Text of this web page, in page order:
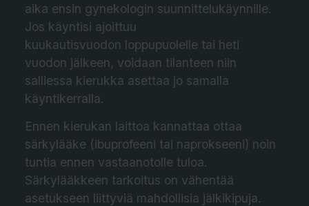
aika ensin gynekologin suunnittelukäynnille.
Jos käyntisi ajoittuu
kuukautisvuodon loppupuolelle tai heti
vuodon jälkeen, voidaan tilanteen niin
salliessa kierukka asettaa jo samalla
käyntikerralla.
Ennen kierukan laittoa kannattaa ottaa
särkylääke (ibuprofeeni tai naprokseeni) noin
tuntia ennen vastaanotolle tuloa.
Särkylääkkeen tarkoitus on vähentää
asetukseen liittyviä mahdollisia jälkikipuja.